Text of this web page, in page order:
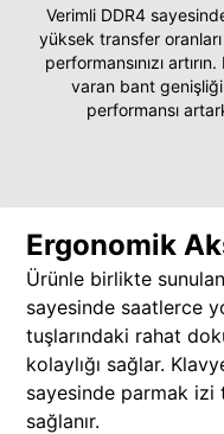
Verimli DDR4
yüksek transfer
performansınızı
varan bant
performansı
Ergonomik
Ürünle birlikte
sayesinde saatlerce
tuşlarındaki rahat
kolaylığı sağlar.
sayesinde parmak izi
sağlanır.